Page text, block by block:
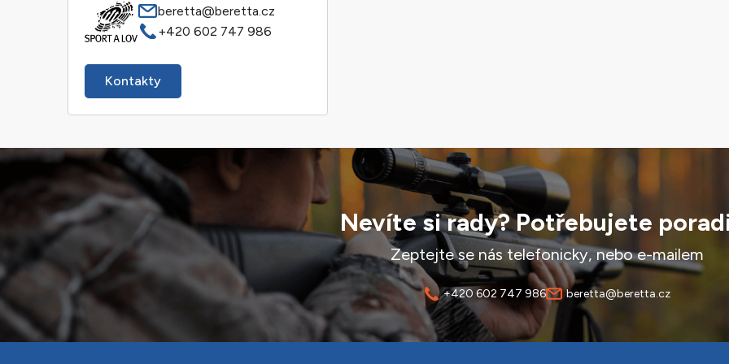
beretta@beretta.cz
+420 602 747 986
Kontakty
Nevíte si rady? Potřebujete
Zeptejte se nás telefonicky, nebo e-mailem
+420 602 747 986 beretta@beretta.cz